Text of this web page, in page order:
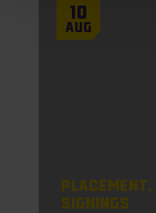
10
Aug
Placement
Signings